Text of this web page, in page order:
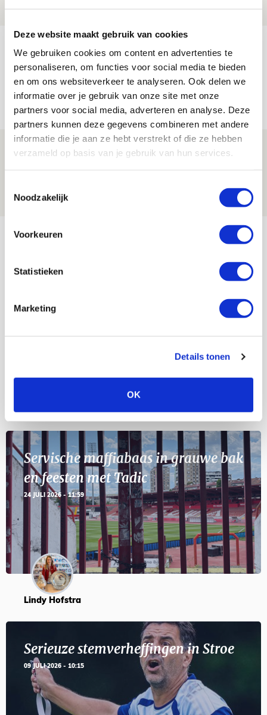
Deze website maakt gebruik van cookies
We gebruiken cookies om content en advertenties te
personaliseren, om functies voor social media te bieden
en om ons websiteverkeer te analyseren. Ook delen we
informatie over je gebruik van onze site met onze
partners voor social media, adverteren en analyse. Deze
partners kunnen deze gegevens combineren met andere
informatie die je aan ze hebt verstrekt of die ze hebben
verzameld op basis van je gebruik van hun services.
Noodzakelijk
Voorkeuren
Statistieken
Marketing
Details tonen
OK
NIEUWS
spreekt over Godts, Baas en
aanwinsten
07 AUGUSTUS 2026 - 14:13
NIEUWS
Volop enthousiasme in fotoverslag van
FOTOVERSLAG
AUG
11
Servische maffiabaas in grauwe bak
en feesten met Tadic
24 JULI 2026 - 11:59
Lindy Hofstra
Serieuze stemverheffingen in Stroe
09 JULI 2026 - 10:15